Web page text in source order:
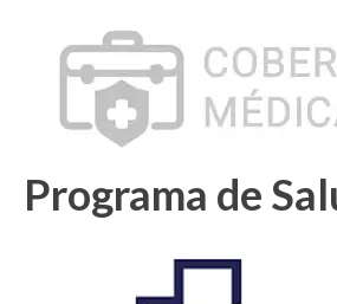
Programa de